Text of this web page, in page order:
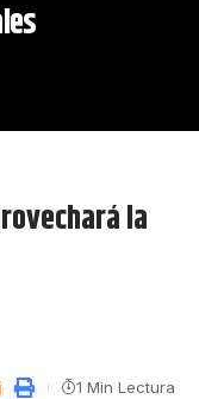
la
1 Min Lectura